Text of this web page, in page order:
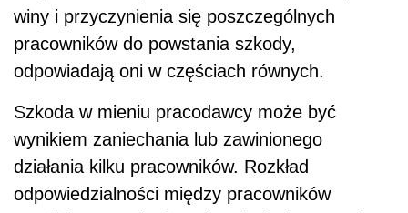
winy i przyczynienia się poszczególnych
pracowników do powstania szkody,
odpowiadają oni w częściach równych.
Szkoda w mieniu pracodawcy może być
wynikiem zaniechania lub zawinionego
działania kilku pracowników. Rozkład
odpowiedzialności między pracowników